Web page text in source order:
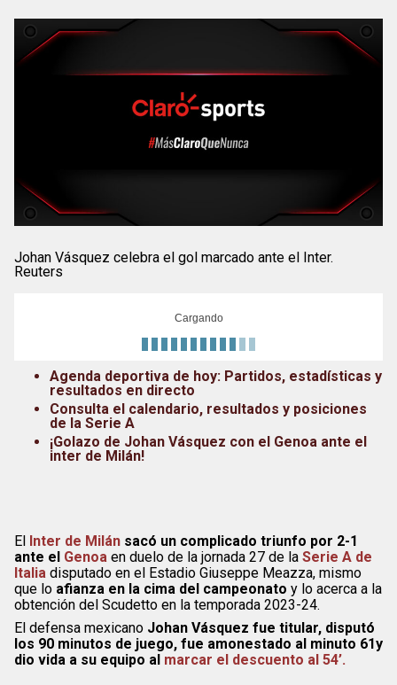
Johan Vásquez celebra el gol marcado ante el Inter.
Reuters
Cargando
Agenda deportiva de hoy: Partidos, estadísticas y
resultados en directo
Consulta el calendario, resultados y posiciones
de la Serie A
¡Golazo de Johan Vásquez con el Genoa ante el
inter de Milán!
El Inter de Milán sacó un complicado triunfo por 2-1
ante el Genoa en duelo de la jornada 27 de la Serie A de
Italia disputado en el Estadio Giuseppe Meazza, mismo
que lo afianza en la cima del campeonato y lo acerca a la
obtención del Scudetto en la temporada 2023-24.
El defensa mexicano Johan Vásquez fue titular, disputó
los 90 minutos de juego, fue amonestado al minuto 61y
dio vida a su equipo al marcar el descuento al 54’.